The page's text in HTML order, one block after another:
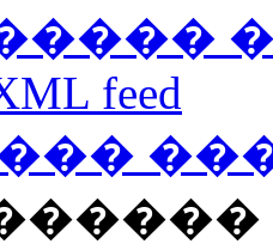
feed